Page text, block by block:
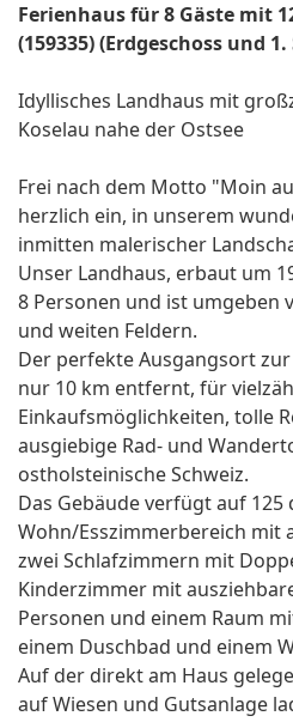
Ferienhaus für 8 Gäste mit
(159335) (Erdgeschoss und
Idyllisches Landhaus mit
Koselau nahe der Ostsee
Frei nach dem Motto "Moin
herzlich ein, in unserem
inmitten malerischer
Unser Landhaus, erbaut um
8 Personen und ist umgeben
und weiten Feldern.
Der perfekte Ausgangsort
nur 10 km entfernt, für
Einkaufsmöglichkeiten, tolle
ausgiebige Rad- und
ostholsteinische Schweiz.
Das Gebäude verfügt auf 125
Wohn/Esszimmerbereich mit
zwei Schlafzimmern mit
Kinderzimmer mit
Personen und einem Raum
einem Duschbad und einem
Auf der direkt am Haus
auf Wiesen und Gutsanlage